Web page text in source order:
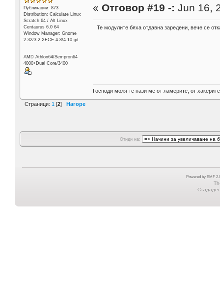
Публикации: 873
Distribution: Calculate Linux
Scratch 64 / Alt Linux
Centaurus 6.0 64
Window Manager: Gnome
2.32/3.2 XFCE 4.8/4.10-git
AMD Athlon64/Sempron64
4000+Dual Core/3400+
« Отговор #19 -: Jun 16,
Те модулите бяха отдавна заредени, вече се
Господи моля те пази ме от ламерите, от
Страници: 1 [2] Нагоре
Отиди на:
Powered by SMF